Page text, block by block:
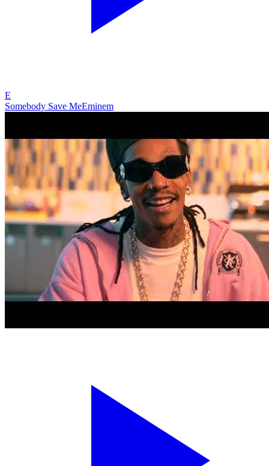
E
Somebody Save MeEminem